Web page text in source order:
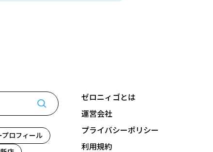
プロフィール
ゼロニィゴとは
運営会社
プライバシーポリシー
利用規約